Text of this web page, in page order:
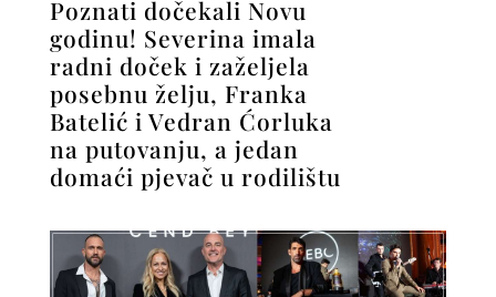
Poznati dočekali Novu
godinu! Severina imala
radni doček i zaželjela
posebnu želju, Franka
Batelić i Vedran Ćorluka
na putovanju, a jedan
domaći pjevač u rodilištu